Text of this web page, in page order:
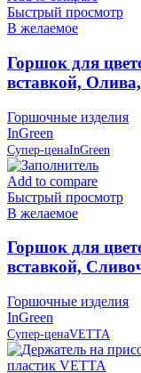
Быстрый просмотр
В желаемое
Горшок для
вставкой,
Горшочные изделия
InGreen
Супер-ценаInGreen
Add to compare
Быстрый просмотр
В желаемое
Горшок для
вставкой,
Горшочные изделия
InGreen
Супер-ценаVETTA